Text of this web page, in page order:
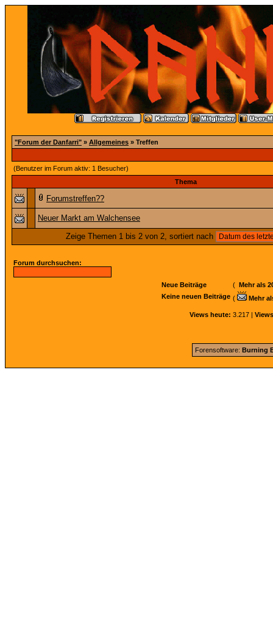
"Forum der Danfarri" » Allgemeines » Treffen
(Benutzer im Forum aktiv: 1 Besucher)
Thema
Forumstreffen??
Neuer Markt am Walchensee
Zeige Themen 1 bis 2 von 2, sortiert nach
Forum durchsuchen:
Neue Beiträge ( Mehr als
Keine neuen Beiträge ( Mehr
Views heute: 3.217 |
Forensoftware: Burning